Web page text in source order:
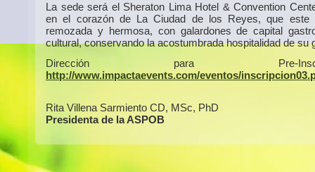
La sede será el Sheraton Lima Hotel & Convention
en el corazón de La Ciudad de los Reyes, que este
remozada y hermosa, con galardones de capital
cultural, conservando la acostumbrada hospitalidad de su
Dirección para Pre-
http://www.impactaevents.com/eventos/
Rita Villena Sarmiento CD, MSc, PhD
Presidenta de la ASPOB